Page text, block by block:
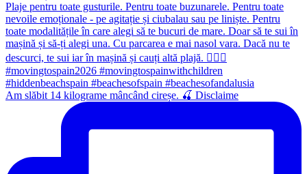
Am slăbit 14 kilograme mâncând cireșe. 🍒 Disclaime